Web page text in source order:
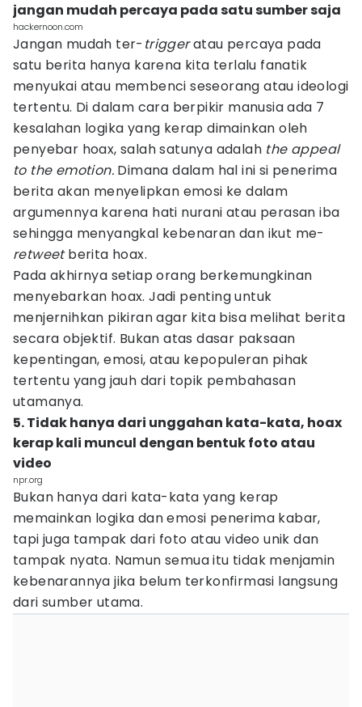
jangan mudah percaya pada satu sumber saja
hackernoon.com
Jangan mudah ter- triggeratau percaya pada
satu berita hanya karena kita terlalu fanatik
menyukai atau membenci seseorang atau ideologi
tertentu. Di dalam cara berpikir manusia ada 7
kesalahan logika yang kerap dimainkan oleh
penyebar hoax, salah satunya adalah the appeal
to the emotion. Dimana dalam hal ini si penerima
berita akan menyelipkan emosi ke dalam
argumennya karena hati nurani atau perasan iba
sehingga menyangkal kebenaran dan ikut me-
retweetberita hoax.
Pada akhirnya setiap orang berkemungkinan
menyebarkan hoax. Jadi penting untuk
menjernihkan pikiran agar kita bisa melihat berita
secara objektif. Bukan atas dasar paksaan
kepentingan, emosi, atau kepopuleran pihak
tertentu yang jauh dari topik pembahasan
utamanya.
5. Tidak hanya dari unggahan kata-kata, hoax
kerap kali muncul dengan bentuk foto atau
video
npr.org
Bukan hanya dari kata-kata yang kerap
memainkan logika dan emosi penerima kabar,
tapi juga tampak dari foto atau video unik dan
tampak nyata. Namun semua itu tidak menjamin
kebenarannya jika belum terkonfirmasi langsung
dari sumber utama.